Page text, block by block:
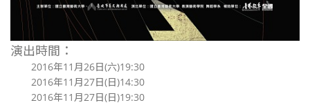
演出時間 ：
2016年11月26日(六)19:30
2016年11月27日(日)14:30
2016年11月27日(日)19:30